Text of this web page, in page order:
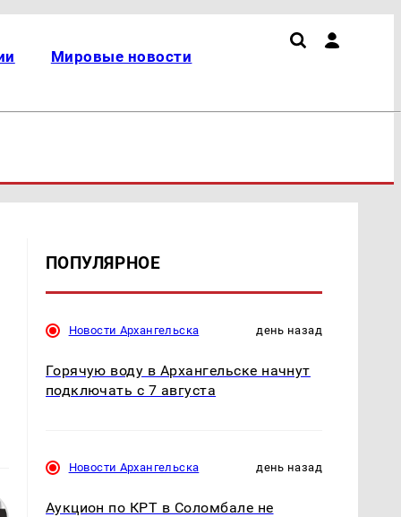
Мировые новости
ПОПУЛЯРНОЕ
Новости Архангельска день назад
Горячую воду в Архангельске начнут
подключать с 7 августа
Новости Архангельска день назад
Аукцион по КРТ в Соломбале не